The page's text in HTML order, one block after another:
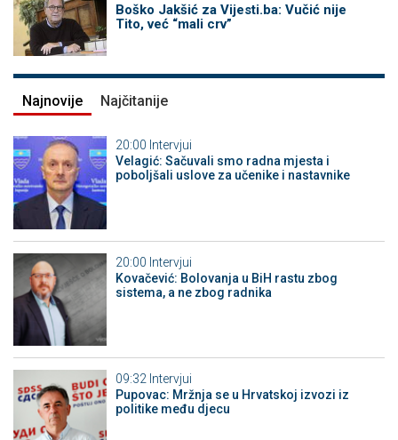
Boško Jakšić za Vijesti.ba: Vučić nije
Tito, već “mali crv”
Najnovije Najčitanije
20:00 Intervjui
Velagić: Sačuvali smo radna mjesta i
poboljšali uslove za učenike i nastavnike
20:00 Intervjui
Kovačević: Bolovanja u BiH rastu zbog
sistema, a ne zbog radnika
09:32 Intervjui
Pupovac: Mržnja se u Hrvatskoj izvozi iz
politike među djecu